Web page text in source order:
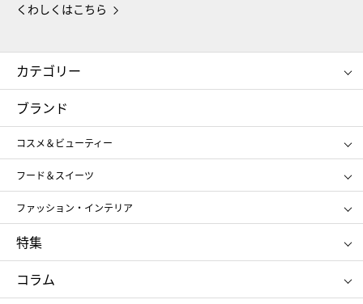
くわしくはこちら
カテゴリー
コスメ＆ビューティー
ギフト
レディース
メンズ
スポーツ・アウトドア
お中元
お歳暮
ブランド
コスメ＆ビューティー
SHISEIDO
ポール&ジョー ボーテ
ジルスチュアート
NARS
RMK
クリニーク
SK-Ⅱ
フード＆スイーツ
アンリ・シャルパンティエ
ゴディバ
新宿高野
たねや
ねんりん家
ファッション・インテリア
ポロ ラルフ ローレン
タケオ キクチ
ママ＆キッズ
シュタイフ
特集
お中元
ひな人形
五月人形
コラム